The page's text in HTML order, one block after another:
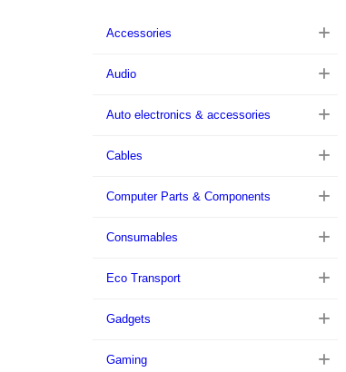
Accessories
Audio
Auto electronics & accessories
Cables
Computer Parts & Components
Consumables
Eco Transport
Gadgets
Gaming